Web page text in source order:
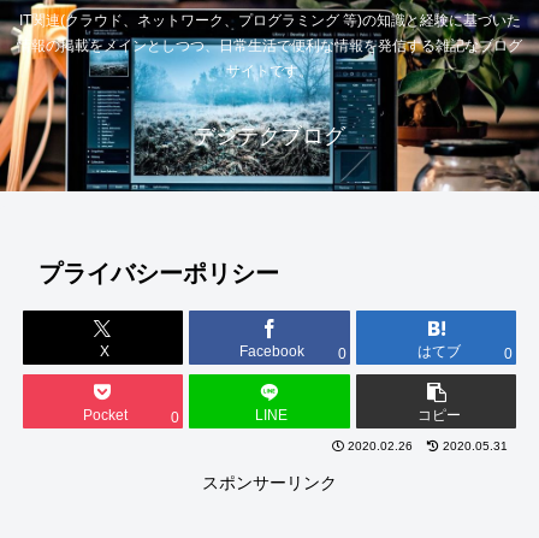
IT関連(クラウド、ネットワーク、プログラミング 等)の知識と経験に基づいた
情報の掲載をメインとしつつ、日常生活で便利な情報を発信する雑記なブログ
サイトです。
デジテクブログ
プライバシーポリシー
X Facebook 0 はてブ 0
Pocket 0 LINE コピー
2020.02.26 2020.05.31
スポンサーリンク